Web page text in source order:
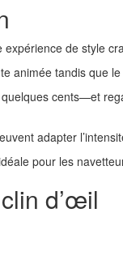
expérience de style
animée tandis que
cents—et
adapter
pour les
d’œil